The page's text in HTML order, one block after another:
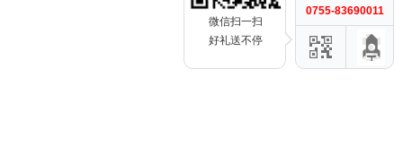
0755-83690011
微信扫一扫
好礼送不停